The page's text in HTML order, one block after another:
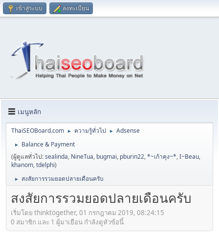
เข้าสู่ระบบ ลงทะเบียน
เมนูหลัก
ThaiSEOBoard.com ► ความรู้ทั่วไป ► Adsense
►
Balance & Payment
(ผู้ดูแลทั่วไป:sealinda, NineTua, bugmai, pburin22,*~เก้าคุง~*,I~Beau,
khanom,tdelphi)
► สงสัยการรวมยอดปลายเดือนครับ
สงสัยการรวมยอดปลายเดือนครับ
เริ่มโดย thinktogether, 01 กรกฎาคม 2019, 08:24:15
0 สมาชิก และ 1 ผู้มาเยือน กำลังดูหัวข้อนี้